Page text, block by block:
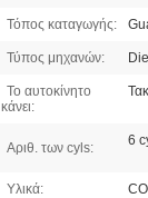
Τόπος καταγωγής:
Τύπος μηχανών:
Το αυτοκίνητο
κάνει:
Αριθ. των cyls: 6
Υλικά: